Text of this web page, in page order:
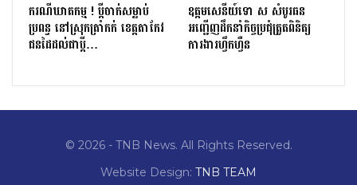
ករណីឃាតកម្ម ! ប្ដីចាក់សម្លាប់
ប្រពន្ធ នៅស្រុកត្រាំកក់ ខេត្តតាកែវ
ជនដៃដល់ជាប្ដី…
ឧត្តមសេនីយ៍ទោ ស សំបូរធន
អញ្ជើញដឹកនាំកិច្ចប្រជុំត្រួតពិនិត្យ​
ការងារហ្វឹកហ្វឺន
© 2026 - TNB News. All Rights Reserved.
Website Design: TNB TEAM